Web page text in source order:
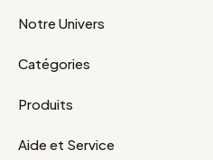
Notre Univers
Catégories
Produits
Aide et Service